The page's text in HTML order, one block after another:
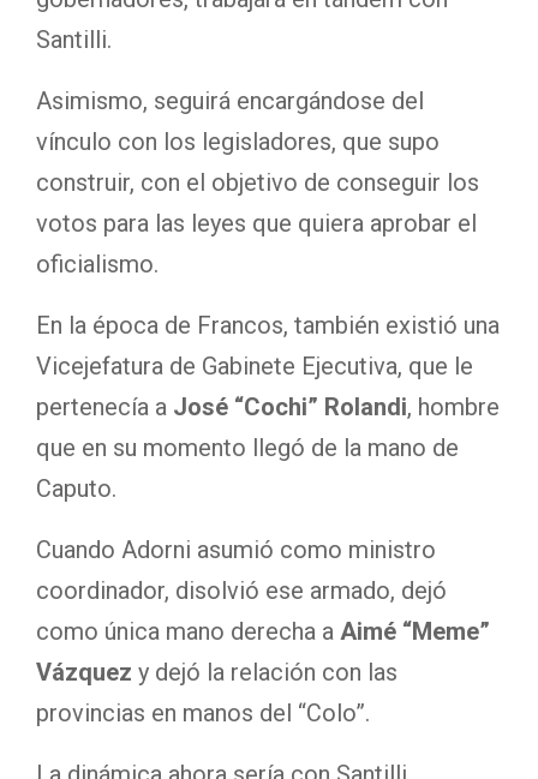
Santilli.
Asimismo, seguirá encargándose del
vínculo con los legisladores, que supo
construir, con el objetivo de conseguir los
votos para las leyes que quiera aprobar el
oficialismo.
En la época de Francos, también existió una
Vicejefatura de Gabinete Ejecutiva, que le
pertenecía a José “Cochi” Rolandi, hombre
que en su momento llegó de la mano de
Caputo.
Cuando Adorni asumió como ministro
coordinador, disolvió ese armado, dejó
como única mano derecha a Aimé “Meme”
Vázquez y dejó la relación con las
provincias en manos del “Colo”.